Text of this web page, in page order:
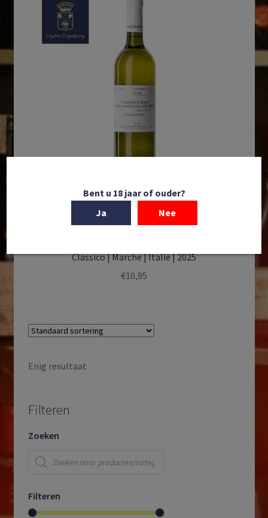
In winkelmand
Classico | Marche | Italië | 2025
€10,95
Enig resultaat
Filteren
Zoeken
zoeken
Filteren
Bent u 18 jaar of ouder?
Ja
Nee